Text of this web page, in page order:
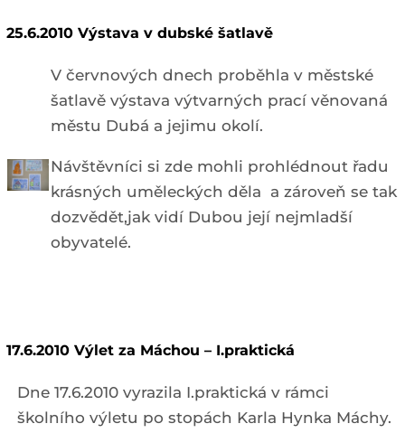
25.6.2010 Výstava v dubské šatlavě
V červnových dnech proběhla v městské
šatlavě výstava výtvarných prací věnovaná
městu Dubá a jejimu okolí.
Návštěvníci si zde mohli prohlédnout řadu
krásných uměleckých děla a zároveň se tak
dozvědět,jak vidí Dubou její nejmladší
obyvatelé.
17.6.2010 Výlet za Máchou – I.praktická
Dne 17.6.2010 vyrazila I.praktická v rámci
školního výletu po stopách Karla Hynka Máchy.